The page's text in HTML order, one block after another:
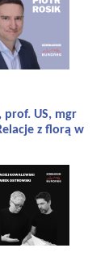
US, mgr
z florą w